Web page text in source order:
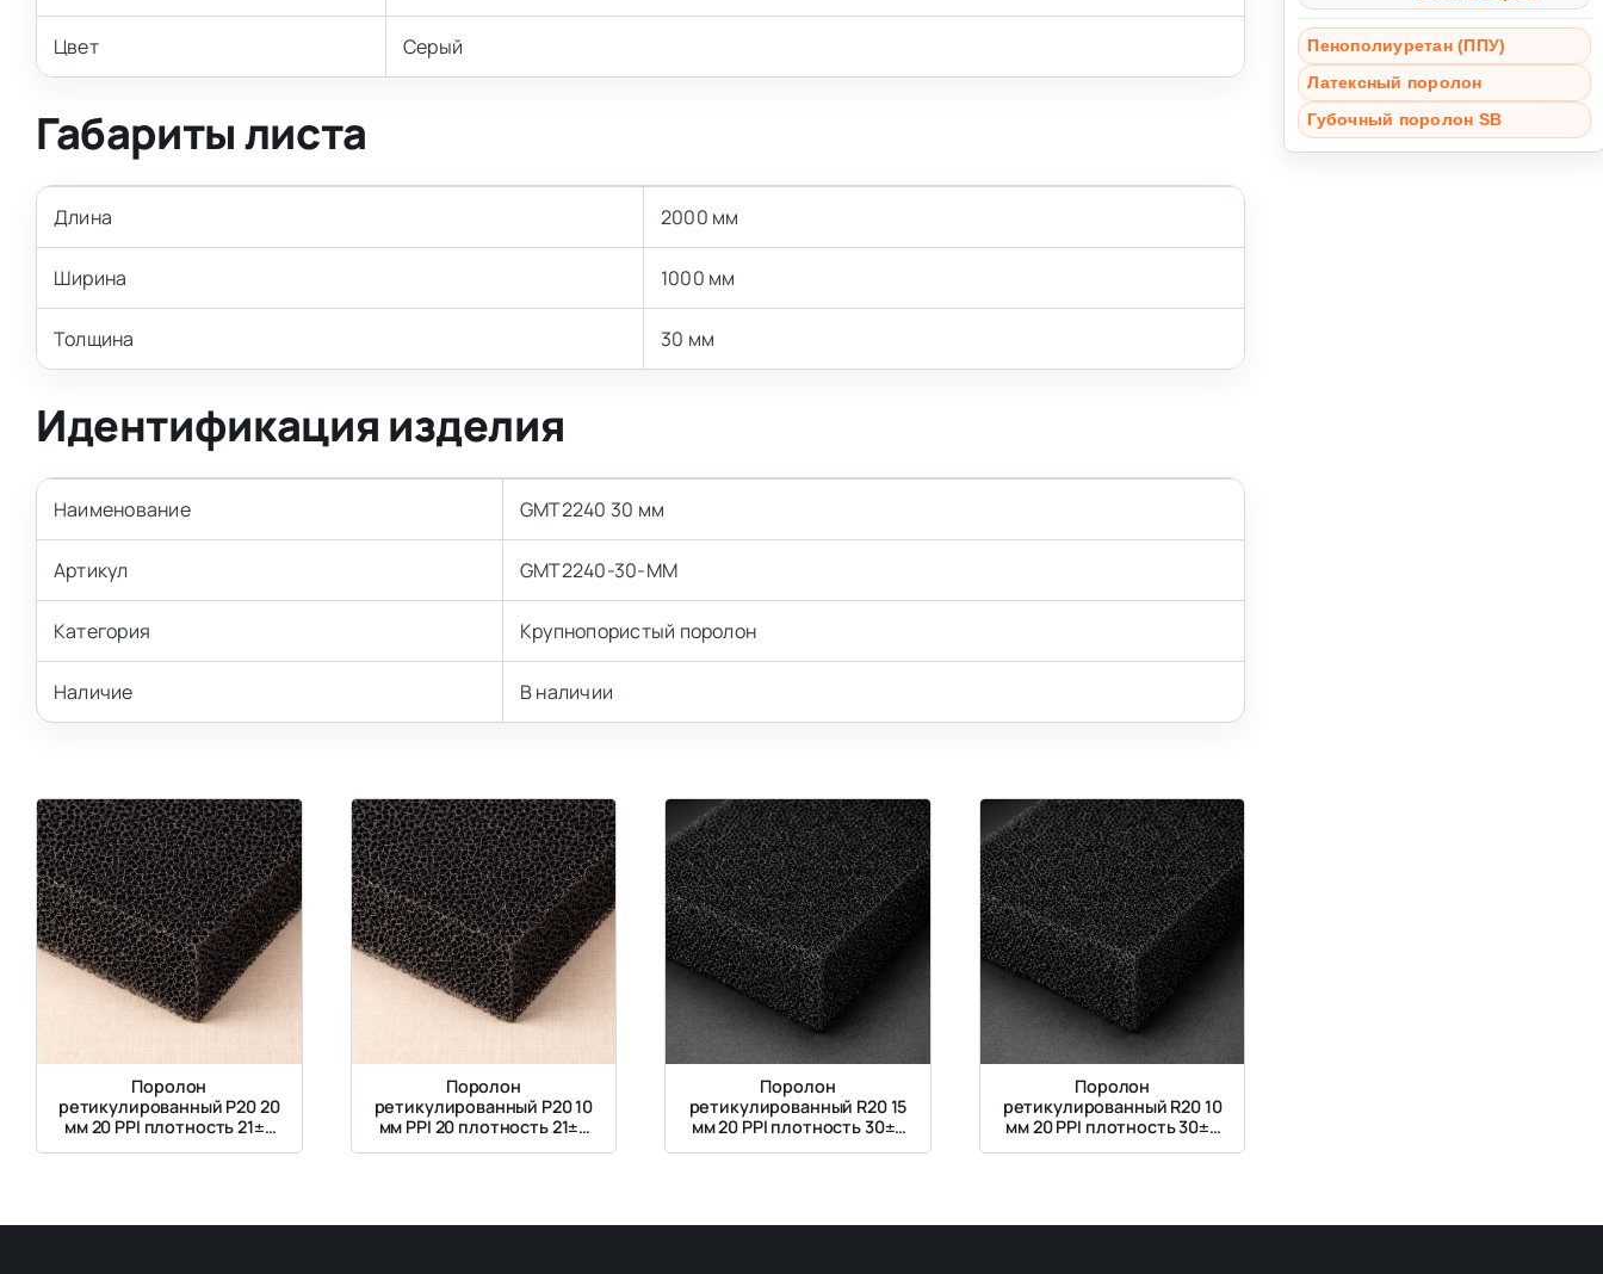
Цвет Серый
Габариты листа
Длина 2000 мм
Ширина 1000 мм
Толщина 30 мм
Идентификация изделия
Наименование GMT2240 30 мм
Артикул GMT2240-30-MM
Категория Крупнопористый поролон
Наличие В наличии
Поролон
ретикулированный P20 20
мм 20 PPI плотность 21±2
Поролон
ретикулированный P20 10
мм PPI 20 плотность 21±2
Поролон
ретикулированный R20 15
мм 20 PPI плотность 30±3
Поролон
ретикулированный R20 10
мм 20 PPI плотность 30±3
Пенополиуретан (ППУ)
Латексный поролон
Губочный поролон SB